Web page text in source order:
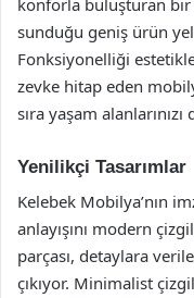
sunduğu geniş ürün
Fonksiyonelliği
zevke hitap eden
sıra yaşam
Yenilikçi Tasarımlar
Kelebek Mobilya’nın
anlayışını modern
parçası, detaylara
çıkıyor. Minimalist